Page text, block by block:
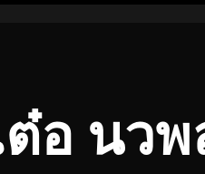
ต๋อ นว